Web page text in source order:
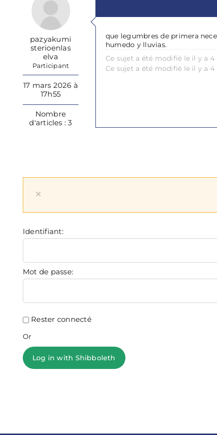
pazyakumi
sterioenlas
elva
Participant
17 mars 2026 à
17h55
Nombre
d'articles : 3
que legumbres de primera
humedo y lluvias.
Ce sujet a été modifié le il y a
Ce sujet a été modifié le il y a
×
Identifiant:
Mot de passe:
Rester connecté
Or
Log in with Shibboleth